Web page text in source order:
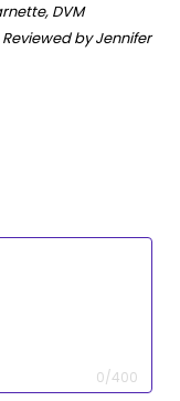
DVM
by Jennifer
0/400